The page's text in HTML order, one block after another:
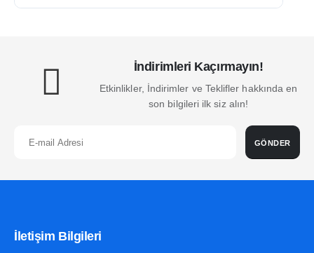
İndirimleri Kaçırmayın!
Etkinlikler, İndirimler ve Teklifler hakkında en
son bilgileri ilk siz alın!
GÖNDER
İletişim Bilgileri